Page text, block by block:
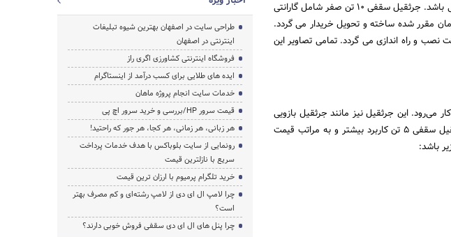
جستجو
این جرثقیل سقفی شامل تجهیزات اصلی وینچ جرثقیل، قلاب، موتور و… می باشد. جرثقیل سقفی ۱۰ تن صفر شامل گارانتی
طی زمان مقرر شده ساخته و تحویل خریدار می گردد.
نصب و راه اندازی می گردد. تمامی تصاویر این
تن برای حمل و بارگیری اجسام سنگین تا تناژ ۱۰ تن به کار می‌رود. این جرثقیل نیز مانند جرثقیل بازویی
ستونی قابلیت جابجایی و بارگیری در ظرفیت یکسان دارند. نسبت به جرثقیل سقفی ۵ تن کاربرد بیشتر و به مراتب قیمت
طراحی سایت در اصفهان بهترین شیوه تبلیغات
اینترنتی در اصفهان
فروشگاه اینترنتی کشاورزی اگری راز
ایده های طلایی برای کسب درآمد از اینستاگرام
خدمات سایت انجام پروژه ماهان
قیمت سرور HP/بررسی و خرید سرور اچ پی
هر زبانی، هر زمانی، هر کجا، هر جور که راحتید!
رونمایی از سایت بلوباکس با هدف خدمات پرداخت
سریع با نازلترین قیمت
خرید تلگرام پرمیوم با ارزان ترین قیمت
چرا لامپ ال ای دی از لامپ رشته‌ای و کم مصرف بهتر
است؟
چرا پنل های ال ای دی سقفی فروش خوبی دارند؟